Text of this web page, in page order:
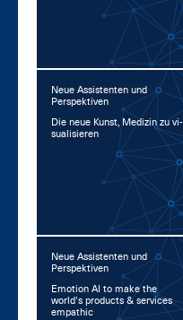
Neue Assistenten und
Perspektiven
Die neue Kunst, Me­di­zin zu vi­
sua­li­sie­ren
Neue Assistenten und
Perspektiven
Emo­ti­on AI to ma­ke the
world’s pro­ducts & ser­vices
em­pa­thic